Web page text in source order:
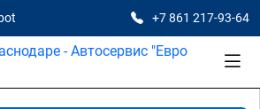
+7 861 217-93-64